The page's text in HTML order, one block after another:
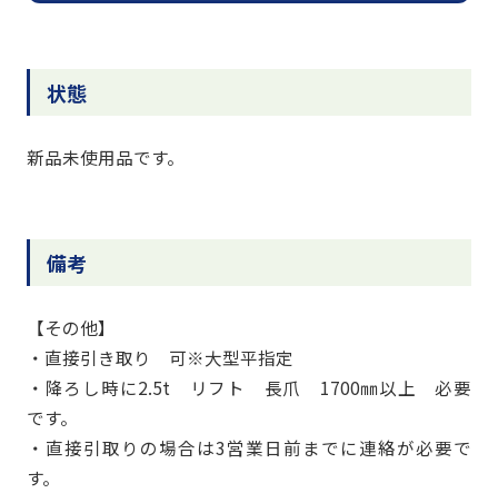
状態
新品未使用品です。
備考
【その他】
・直接引き取り 可※大型平指定
・降ろし時に2.5t リフト 長爪 1700㎜以上 必要
です。
・直接引取りの場合は3営業日前までに連絡が必要で
す。